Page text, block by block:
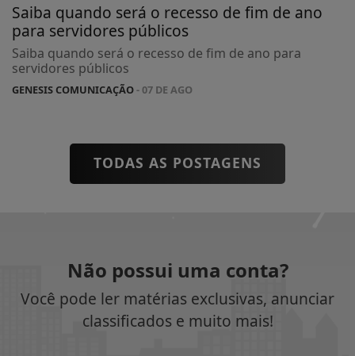
Saiba quando será o recesso de fim de ano
para servidores públicos
Saiba quando será o recesso de fim de ano para
servidores públicos
GENESIS COMUNICAÇÃO- 07 DE AGO
TODAS AS POSTAGENS
Não possui uma conta?
Você pode ler matérias exclusivas, anunciar
classificados e muito mais!